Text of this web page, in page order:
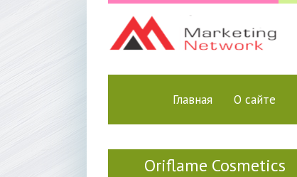
Главная О сайте
Oriflame Cosmetics